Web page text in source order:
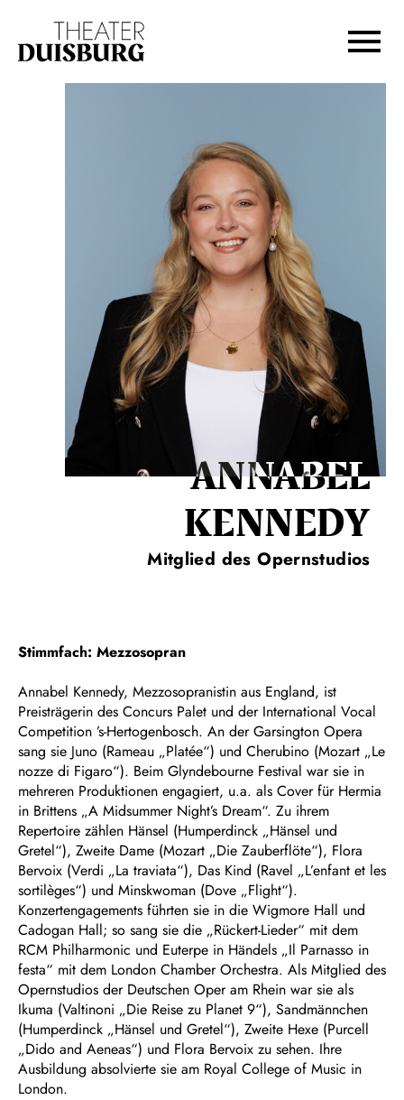
Zur Hauptnavigation springen
Zum Footer springen
ANNABEL
KENNEDY
Mitglied des Opernstudios
Stimmfach: Mezzosopran
Annabel Kennedy, Mezzosopranistin aus England, ist
Preisträgerin des Concurs Palet und der International Vocal
Competition ’s-Hertogenbosch. An der Garsington Opera
sang sie Juno (Rameau „Platée“) und Cherubino (Mozart „Le
nozze di Figaro“). Beim Glyndebourne Festival war sie in
mehreren Produktionen engagiert, u.a. als Cover für Hermia
in Brittens „A Midsummer Night’s Dream“. Zu ihrem
Repertoire zählen Hänsel (Humperdinck „Hänsel und
Gretel“), Zweite Dame (Mozart „Die Zauberflöte“), Flora
Bervoix (Verdi „La traviata“), Das Kind (Ravel „L’enfant et les
sortilèges“) und Minskwoman (Dove „Flight“).
Konzertengagements führten sie in die Wigmore Hall und
Cadogan Hall; so sang sie die „Rückert-Lieder“ mit dem
RCM Philharmonic und Euterpe in Händels „Il Parnasso in
festa“ mit dem London Chamber Orchestra. Als Mitglied des
Opernstudios der Deutschen Oper am Rhein war sie als
Ikuma (Valtinoni „Die Reise zu Planet 9“), Sandmännchen
(Humperdinck „Hänsel und Gretel“), Zweite Hexe (Purcell
„Dido and Aeneas“) und Flora Bervoix zu sehen. Ihre
Ausbildung absolvierte sie am Royal College of Music in
London.